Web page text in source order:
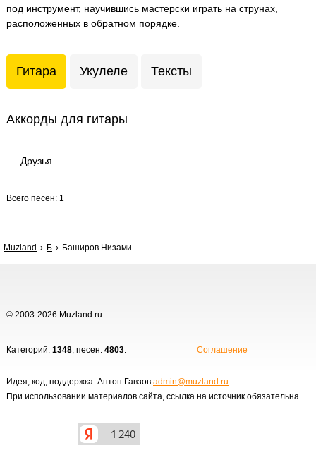
под инструмент, научившись мастерски играть на струнах,
расположенных в обратном порядке.
Гитара Укулеле Тексты
Аккорды для гитары
Друзья
Всего песен: 1
Muzland Б Баширов Низами
© 2003-2026 Muzland.ru
Категорий: 1348, песен: 4803. Соглашение
Идея, код, поддержка: Антон Гавзов admin@muzland.ru
При использовании материалов сайта, ссылка на источник обязательна.